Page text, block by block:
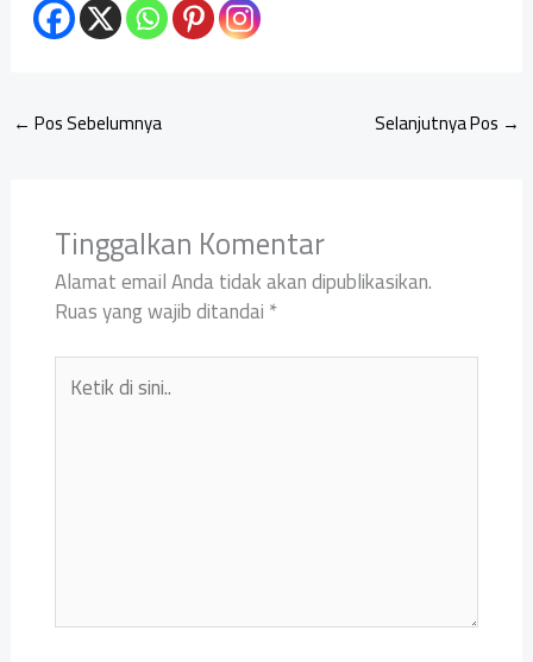
← Pos Sebelumnya Selanjutnya Pos →
Tinggalkan Komentar
Alamat email Anda tidak akan dipublikasikan.
Ruas yang wajib ditandai*
Ketik